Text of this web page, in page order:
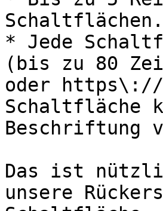
Schaltflächen.
* Jede
(bis zu 80
oder https\://
Schaltfläche
Beschriftung
Das ist
unsere